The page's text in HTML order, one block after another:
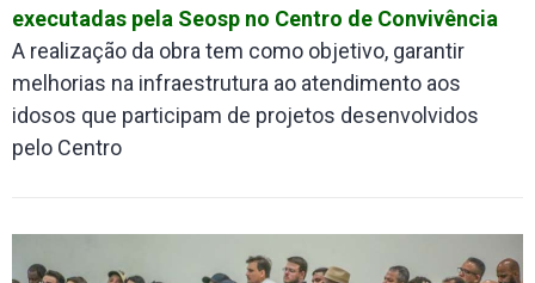
executadas pela Seosp no Centro de Convivência
A realização da obra tem como objetivo, garantir
melhorias na infraestrutura ao atendimento aos
idosos que participam de projetos desenvolvidos
pelo Centro